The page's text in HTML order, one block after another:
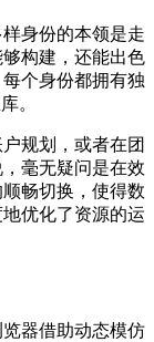
身份的本领是走
构建，还能出色
个身份都拥有独
。
规划，或者在团
毫无疑问是在效
畅切换，使得数
优化了资源的运
器借助动态模仿